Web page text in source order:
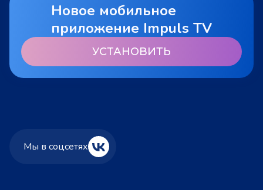
Новое мобильное
приложение Impuls TV
УСТАНОВИТЬ
Мы в соцсетях